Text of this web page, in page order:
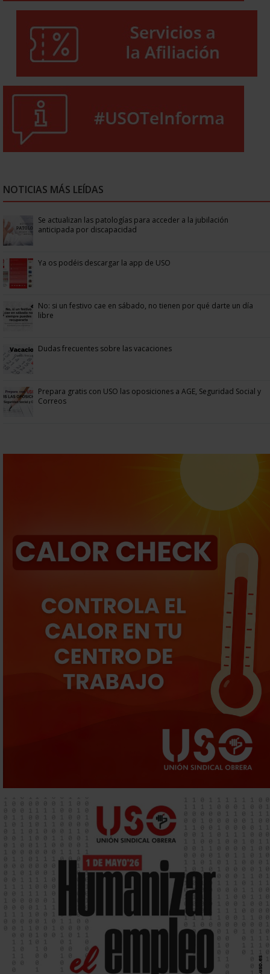
NOTICIAS MÁS LEÍDAS
Se actualizan las patologías para acceder a la jubilación
anticipada por discapacidad
Ya os podéis descargar la app de USO
No: si un festivo cae en sábado, no tienen por qué darte un día
libre
Dudas frecuentes sobre las vacaciones
Prepara gratis con USO las oposiciones a AGE, Seguridad Social y
Correos